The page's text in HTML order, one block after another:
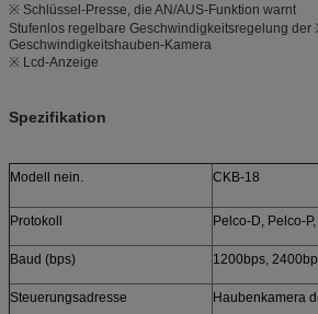
※ Schlüssel-Presse, die AN/AUS-Funktion warnt
Stufenlos regelbare Geschwindigkeitsregelung der
Geschwindigkeitshauben-Kamera
※ Lcd-Anzeige
Spezifikation
Modell nein. CKB-18
Protokoll Pelco-D, Pelco-
Baud (bps) 1200bps,
Steuerungsadresse Haubenkamera